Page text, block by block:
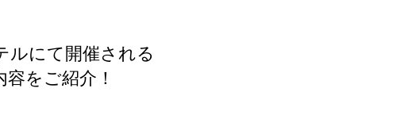
ルにて開催される
をご紹介！